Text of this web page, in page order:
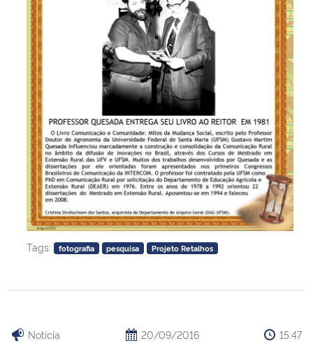
Tags: fotografia pesquisa Projeto Retalhos
Notícia 20/09/2016 15:47